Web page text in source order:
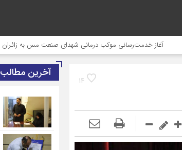
موکب درمانی شهدای صنعت مس به زائران اربعین در کربلای معلی
14
آخرین مطالب